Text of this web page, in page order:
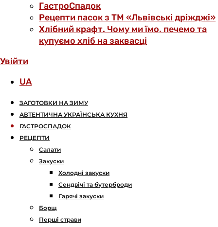
ГастроСпадок
Рецепти пасок з ТМ «Львівські дріжджі»
Хлібний крафт. Чому ми їмо, печемо та
купуємо хліб на заквасці
Увійти
UA
ЗАГОТОВКИ НА ЗИМУ
АВТЕНТИЧНА УКРАЇНСЬКА КУХНЯ
ГАСТРОСПАДОК
РЕЦЕПТИ
Салати
Закуски
Холодні закуски
Сендвічі та бутерброди
Гарячі закуски
Борщ
Перші страви